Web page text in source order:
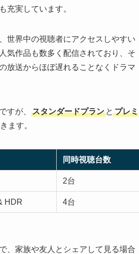
充実しています。
世界中の視聴者にアクセスしやすい
気作品も数多く配信されており、そ
放送からほぼ遅れることなくドラマ
すが、 スタンダードプラン と プレミ
ます。
同時視聴台数
2台
HDR 4台
、家族や友人とシェアして見る場合